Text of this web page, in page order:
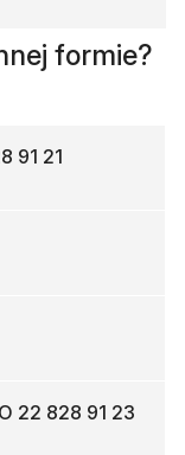
formie?
91 21
22 828 91 23